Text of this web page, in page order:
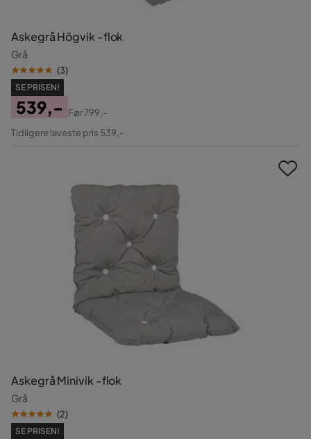
Askegrå Högvik -flok
Grå
(3)
SE PRISEN!
Pris
539,-
Original
Før799,-
Tidligere laveste pris 539,-
Askegrå Minivik -flok
Grå
(2)
SE PRISEN!